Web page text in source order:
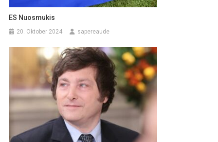
ES Nuosmukis
20. Oktober 2024 sapereaude